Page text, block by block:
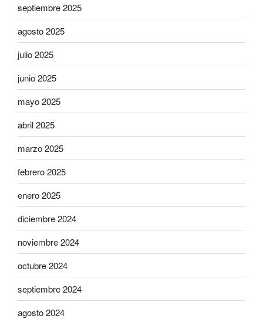
septiembre 2025
agosto 2025
julio 2025
junio 2025
mayo 2025
abril 2025
marzo 2025
febrero 2025
enero 2025
diciembre 2024
noviembre 2024
octubre 2024
septiembre 2024
agosto 2024